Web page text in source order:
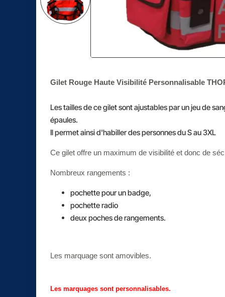
Gilet Rouge Haute Visibilité Personnalisable
Les tailles de ce gilet sont ajustables par un jeu de
épaules.
Il permet ainsi d'habiller des personnes du S au 3XL
Ce gilet offre un maximum de visibilité et donc de
Nombreux rangements :
pochette pour un badge,
pochette radio
deux poches de rangements.
Les marquage sont amovibles.
Les marquages sont personnalisables.